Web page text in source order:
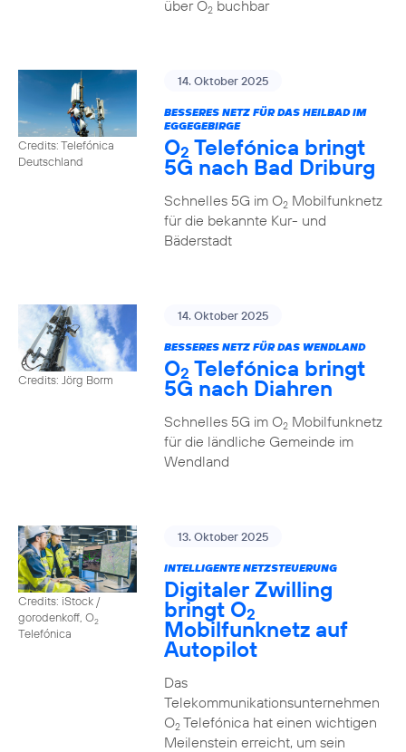
über O2buchbar
Credits: Telefónica
Deutschland
14. Oktober 2025
BESSERES NETZ FÜR DAS HEILBAD IM
EGGEGEBIRGE
O2 Telefónica bringt
5G nach Bad Driburg
Schnelles 5G im O2Mobilfunknetz
für die bekannte Kur- und
Bäderstadt
Credits: Jörg Borm
14. Oktober 2025
BESSERES NETZ FÜR DAS WENDLAND
O2 Telefónica bringt
5G nach Diahren
Schnelles 5G im O2Mobilfunknetz
für die ländliche Gemeinde im
Wendland
Credits: iStock /
gorodenkoff, O2
Telefónica
13. Oktober 2025
INTELLIGENTE NETZSTEUERUNG
Digitaler Zwilling
bringt O2
Mobilfunknetz auf
Autopilot
Das
Telekommunikationsunternehmen
O2Telefónica hat einen wichtigen
Meilenstein erreicht, um sein